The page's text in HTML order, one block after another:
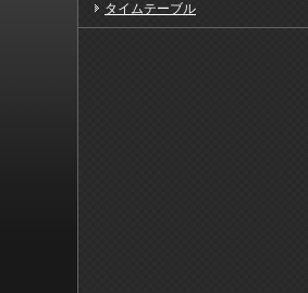
タイムテーブル